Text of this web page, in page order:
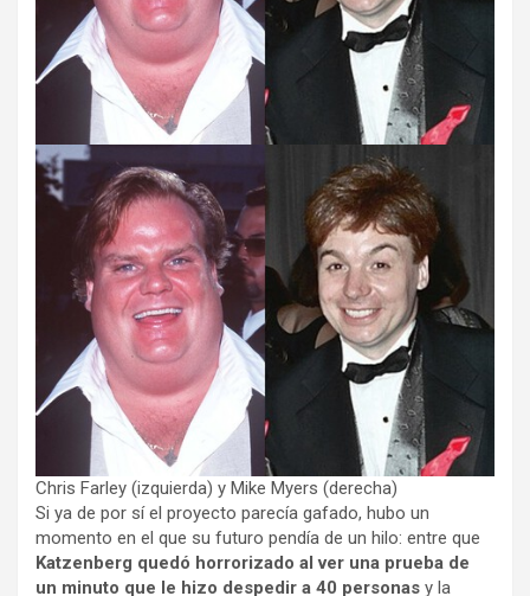
Chris Farley (izquierda) y Mike Myers (derecha)
Si ya de por sí el proyecto parecía gafado, hubo un
momento en el que su futuro pendía de un hilo: entre que
Katzenberg quedó horrorizado al ver una prueba de
un minuto que le hizo despedir a 40 personas y la